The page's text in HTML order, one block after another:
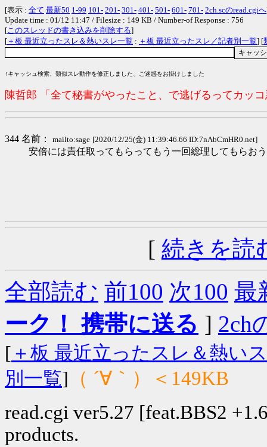
[表示 : 全て 最新50 1-99 101- 201- 301- 401- 501- 601- 701- 2ch.scのread.cgiへ
Update time : 01/12 11:47 / Filesize : 149 KB / Number-of Response : 756
[このスレッドの書き込みを削除する]
[ ＋板 最近立ったスレ＆熱いスレ一覧 : ＋板 最近立ったスレ／記者別一覧] [
↑キャッシュ検索、類似スレ動作を修正しました、ご迷惑をお掛けしました
陳哲郎 「全て秘書がやったこと、で逃げるってカッ
344 名前： mailto:sage [2020/12/25(金) 11:39:46.66 ID:7nAbCmHR0.net]
安倍には責任取ってもらってもう一回総理してもらおう
[ 続きを読
全部読む 前100 次100 最
ーク！ 携帯に送る ] 2ch
[ ＋板 最近立ったスレ＆熱い
別一覧] （ ´∀｀）＜149KB
read.cgi ver5.27 [feat.BBS2
products.